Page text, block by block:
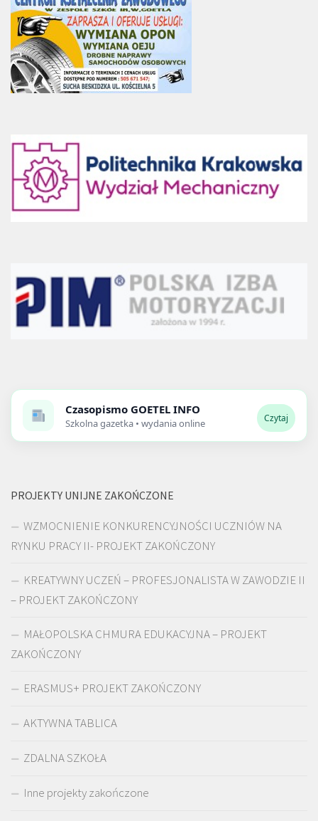
Czasopismo GOETEL INFO
Szkolna gazetka • wydania online Czytaj
PROJEKTY UNIJNE ZAKOŃCZONE
WZMOCNIENIE KONKURENCYJNOŚCI UCZNIÓW NA
RYNKU PRACY II- PROJEKT ZAKOŃCZONY
KREATYWNY UCZEŃ – PROFESJONALISTA W ZAWODZIE II
– PROJEKT ZAKOŃCZONY
MAŁOPOLSKA CHMURA EDUKACYJNA – PROJEKT
ZAKOŃCZONY
ERASMUS+ PROJEKT ZAKOŃCZONY
AKTYWNA TABLICA
ZDALNA SZKOŁA
Inne projekty zakończone